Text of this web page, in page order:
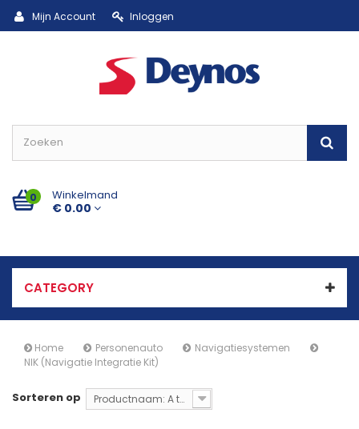
Mijn Account Inloggen
0 Winkelmand
€ 0.00
CATEGORY
Home Personenauto
Navigatiesystemen
NIK (Navigatie Integratie Kit)
Sorteren op Productnaam: A tot Z